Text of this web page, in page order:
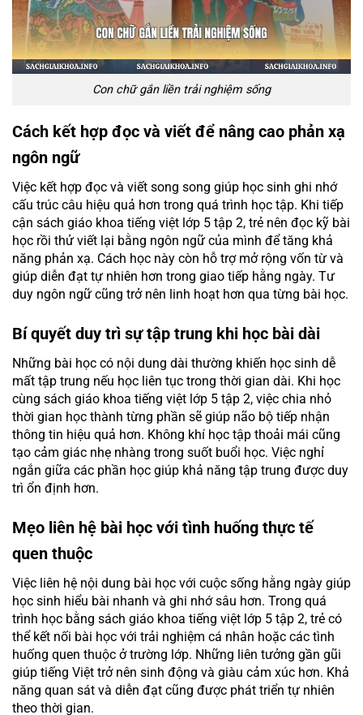
Con chữ gắn liền trải nghiệm sống
Cách kết hợp đọc và viết để nâng cao phản xạ
ngôn ngữ
Việc kết hợp đọc và viết song song giúp học sinh ghi nhớ
cấu trúc câu hiệu quả hơn trong quá trình học tập. Khi tiếp
cận sách giáo khoa tiếng việt lớp 5 tập 2, trẻ nên đọc kỹ bài
học rồi thử viết lại bằng ngôn ngữ của mình để tăng khả
năng phản xạ. Cách học này còn hỗ trợ mở rộng vốn từ và
giúp diễn đạt tự nhiên hơn trong giao tiếp hằng ngày. Tư
duy ngôn ngữ cũng trở nên linh hoạt hơn qua từng bài học.
Bí quyết duy trì sự tập trung khi học bài dài
Những bài học có nội dung dài thường khiến học sinh dễ
mất tập trung nếu học liên tục trong thời gian dài. Khi học
cùng sách giáo khoa tiếng việt lớp 5 tập 2, việc chia nhỏ
thời gian học thành từng phần sẽ giúp não bộ tiếp nhận
thông tin hiệu quả hơn. Không khí học tập thoải mái cũng
tạo cảm giác nhẹ nhàng trong suốt buổi học. Việc nghỉ
ngắn giữa các phần học giúp khả năng tập trung được duy
trì ổn định hơn.
Mẹo liên hệ bài học với tình huống thực tế
quen thuộc
Việc liên hệ nội dung bài học với cuộc sống hằng ngày giúp
học sinh hiểu bài nhanh và ghi nhớ sâu hơn. Trong quá
trình học bằng sách giáo khoa tiếng việt lớp 5 tập 2, trẻ có
thể kết nối bài học với trải nghiệm cá nhân hoặc các tình
huống quen thuộc ở trường lớp. Những liên tưởng gần gũi
giúp tiếng Việt trở nên sinh động và giàu cảm xúc hơn. Khả
năng quan sát và diễn đạt cũng được phát triển tự nhiên
theo thời gian.